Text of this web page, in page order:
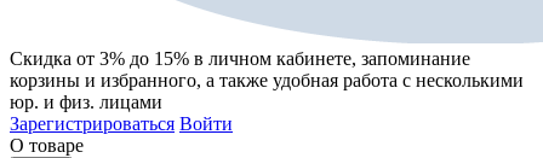
Скидка от 3% до 15% в личном кабинете, запоминание
корзины и избранного, а также удобная работа с несколькими
юр. и физ. лицами
Зарегистрироваться Войти
О товаре